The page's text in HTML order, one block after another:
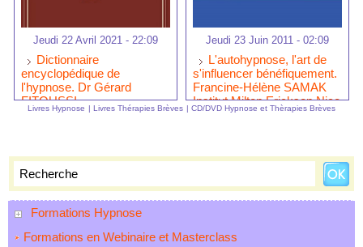
Formations Hypnose
Formations en Webinaire et Masterclass
Jeudi 22 Avril 2021 - 22:09
Dictionnaire
encyclopédique de
l'hypnose. Dr Gérard
FITOUSSI.
Jeudi 23 Juin 2011 - 02:09
L'autohypnose, l'art de
s'influencer bénéfiquement.
Francine-Hélène SAMAK
Institut Milton Erickson Nice
Côte d'Azur
Livres Hypnose | Livres Thérapies Brèves | CD/DVD Hypnose et Thèrapies Brèves